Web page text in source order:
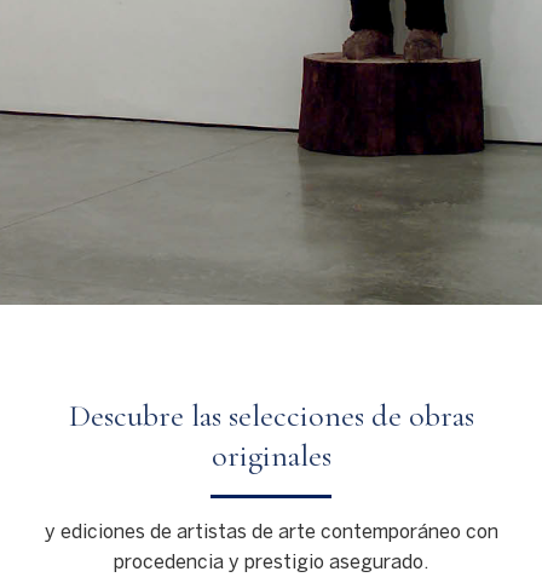
Exposición Feminae
Exposición Traidores Diango Hernandez
Descubre las selecciones de obras
originales
y ediciones de artistas de arte contemporáneo con
procedencia y prestigio asegurado.